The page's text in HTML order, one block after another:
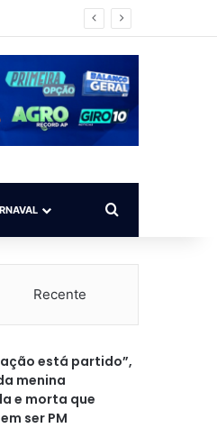
Procurar por
Recente
está partido”,
menina
e morta que
ser PM